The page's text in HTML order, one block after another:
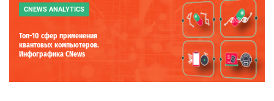
CNEWS ANALYTICS
Топ-10 сфер применения
квантовых компьютеров.
Инфографика CNews